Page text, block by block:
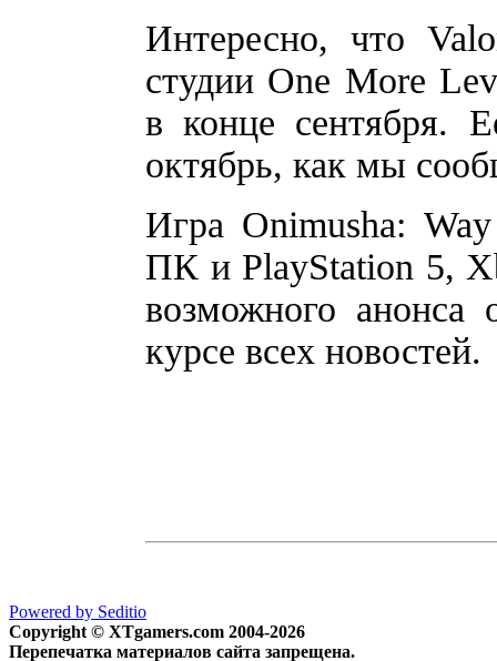
Интересно, что
студии One More
в конце сентября.
октябрь, как мы
Игра Onimusha:
ПК и PlayStation 5,
возможного
курсе всех новостей.
Powered by Seditio
Copyright © XTgamers.com 2004-2026
Перепечатка материалов сайта запрещена.